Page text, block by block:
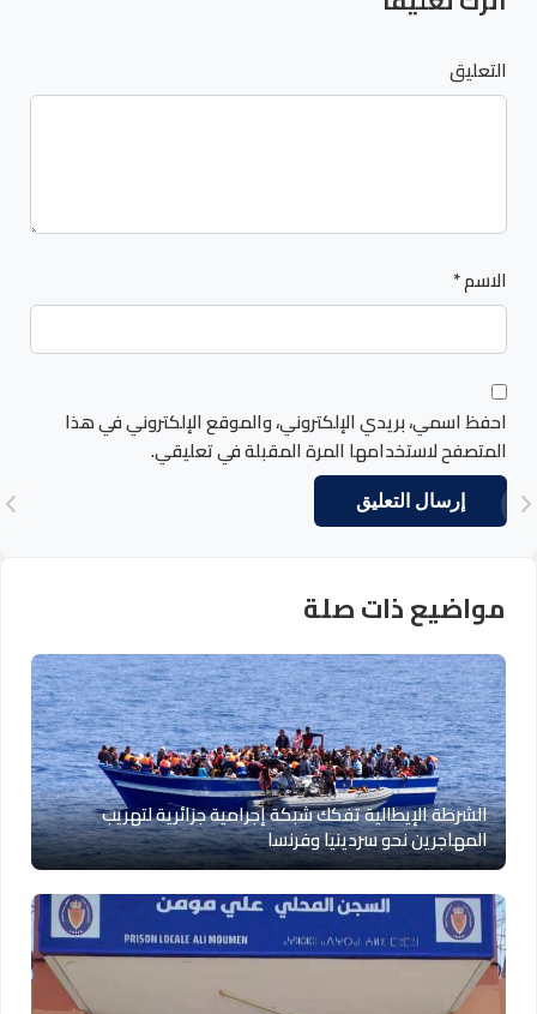
التعليق
الاسم*
احفظ اسمي، بريدي الإلكتروني، والموقع الإلكتروني في هذا
المتصفح لاستخدامها المرة المقبلة في تعليقي.
مواضيع ذات صلة
الشرطة الإيطالية تفكك شبكة إجرامية جزائرية لتهريب
المهاجرين نحو سردينيا وفرنسا